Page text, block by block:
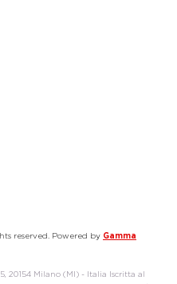
reserved. Powered by Gamma
20154 Milano (MI) - Italia Iscritta al